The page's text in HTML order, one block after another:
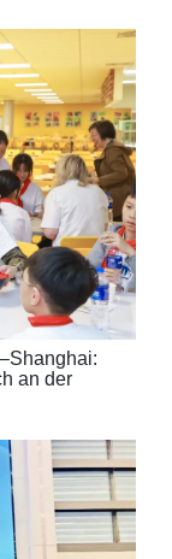
an der